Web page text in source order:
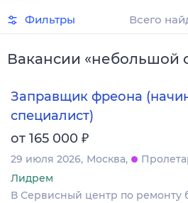
Фильтры Всего
Вакансии «небольшой
Заправщик фреона
специалист)
от 165 000 ₽
29 июля 2026 Москва
Лидрем
В Сервисный центр по ремонту